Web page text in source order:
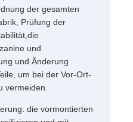
der gesamten
Prüfung der
und
und Änderung
um bei der Vor-Ort-
vermeiden.
die vormontierten